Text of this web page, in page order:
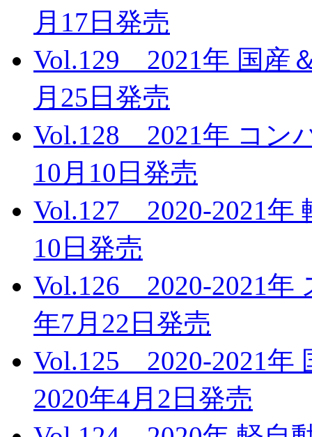
月17日発売
Vol.129 2021年 国産
月25日発売
Vol.128 2021年 コン
10月10日発売
Vol.127 2020-2021年
10日発売
Vol.126 2020-2021
年7月22日発売
Vol.125 2020-2021
2020年4月2日発売